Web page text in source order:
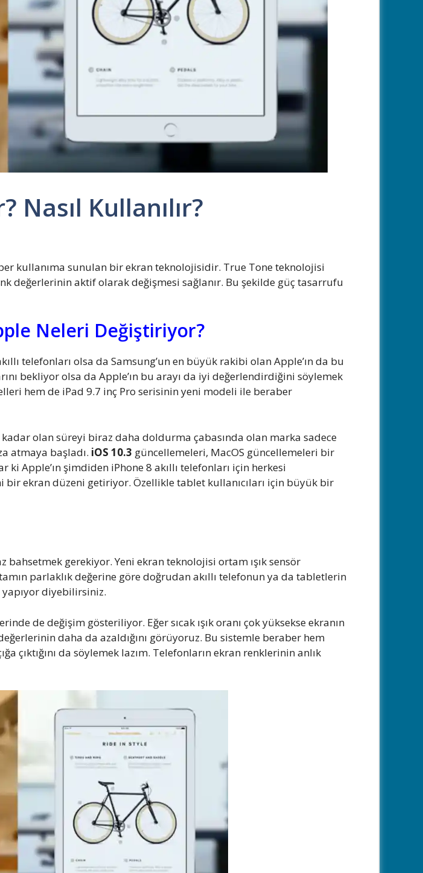
Kullanılır?
kullanıma sunulan bir ekran teknolojisidir. True Tone teknolojisi
değerlerinin aktif olarak değişmesi sağlanır. Bu şekilde güç tasarrufu
Neleri Değiştiriyor?
telefonları olsa da Samsung’un en büyük rakibi olan Apple’ın da bu
bekliyor olsa da Apple’ın bu arayı da iyi değerlendirdiğini söylemek
hem de iPad 9.7 inç Pro serisinin yeni modeli ile beraber
olan süreyi biraz daha doldurma çabasında olan marka sadece
atmaya başladı. iOS 10.3 güncellemeleri, MacOS güncellemeleri bir
Apple’ın şimdiden iPhone 8 akıllı telefonları için herkesi
ekran düzeni getiriyor. Özellikle tablet kullanıcıları için büyük bir
bahsetmek gerekiyor. Yeni ekran teknolojisi ortam ışık sensör
parlaklık değerine göre doğrudan akıllı telefonun ya da tabletlerin
diyebilirsiniz.
de değişim gösteriliyor. Eğer sıcak ışık oranı çok yüksekse ekranın
daha da azaldığını görüyoruz. Bu sistemle beraber hem
çıktığını da söylemek lazım. Telefonların ekran renklerinin anlık